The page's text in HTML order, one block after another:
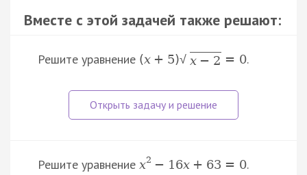
Вместе с этой задачей также решают:
Решите уравнение (x + 5)√ x − 2 = 0.
Решите уравнение x2 − 16x + 63 = 0.